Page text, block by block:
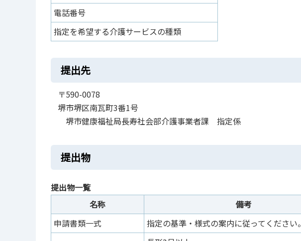
電話番号
指定を希望する介護サービスの種類
提出先
〒590-0078
堺市堺区南瓦町3番1号
堺市健康福祉局長寿社会部介護事業者課 指定係
提出物
提出物一覧
名称
備考
申請書類一式
指定の基準・様式の案内に従ってください。